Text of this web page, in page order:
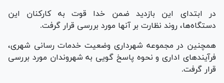
در ابتدای این بازدید ضمن خدا قوت به کارکنان این
دستگاه‌ها، روند نظارت بر آنها مورد بررسی قرار گرفت.
همچنین در مجموعه شهرداری وضعیت خدمات رسانی شهری،
فرآیند‌های اداری و نحوه پاسخ گویی به شهروندان مورد بررسی
قرار گرفت.